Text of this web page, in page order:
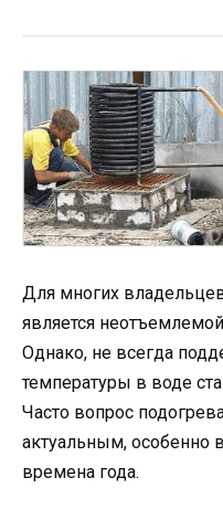
Для многих
является
Однако, не всегда
температуры в воде
Часто вопрос
актуальным, особенно
времена года.